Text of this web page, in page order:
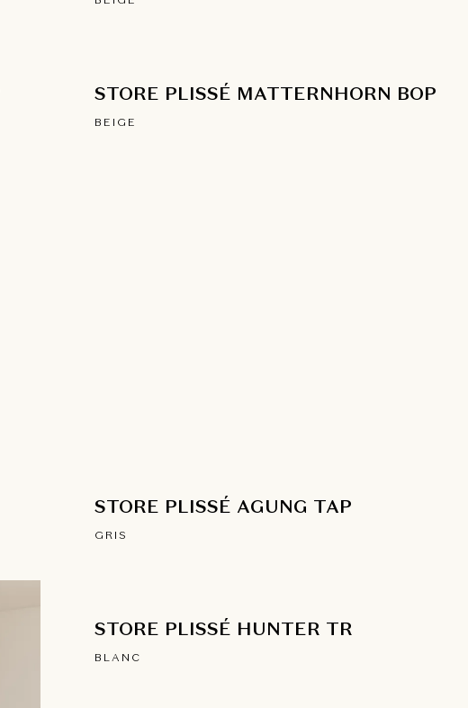
STORE PLISSÉ MATTERNHORN BOP
BEIGE
STORE PLISSÉ AGUNG TAP
GRIS
STORE PLISSÉ HUNTER TR
BLANC